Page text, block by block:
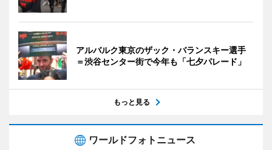
アルバルク東京のザック・バランスキー選手
＝渋谷センター街で今年も「七夕パレード」
もっと見る
ワールドフォトニュース